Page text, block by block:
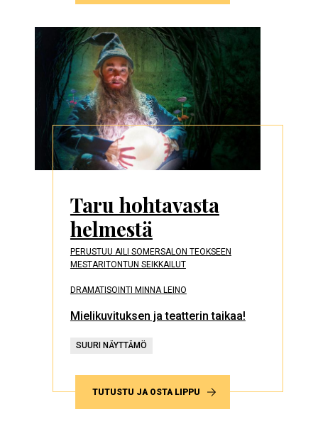
Taru hohtavasta
helmestä
PERUSTUU AILI SOMERSALON TEOKSEEN
MESTARITONTUN SEIKKAILUT
DRAMATISOINTI MINNA LEINO
Mielikuvituksen ja teatterin taikaa!
SUURI NÄYTTÄMÖ
TUTUSTU JA OSTA LIPPU